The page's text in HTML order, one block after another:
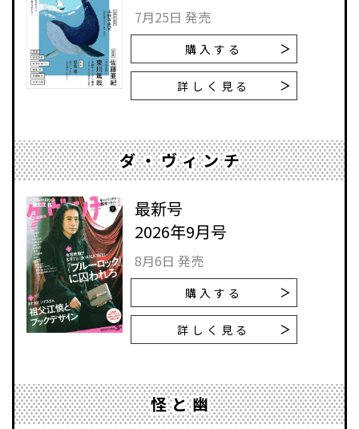
7月25日 発売
購入する
詳しく見る
ダ・ヴィンチ
最新号
2026年9月号
8月6日 発売
購入する
詳しく見る
怪と幽